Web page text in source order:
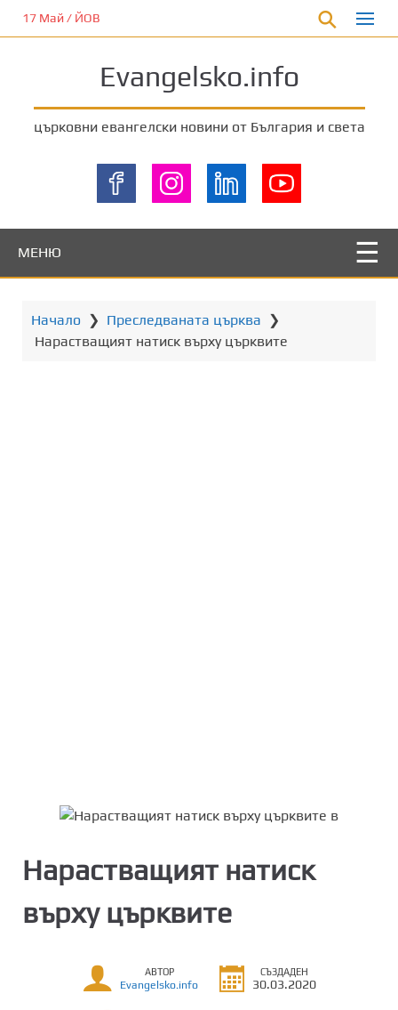
17 Май / ЙОВ
Evangelsko.info
църковни евангелски новини от България и света
МЕНЮ
Начало ❯ Преследваната църква ❯
Нарастващият натиск върху църквите
Нарастващият натиск
върху църквите
АВТОР
Evangelsko.info
СЪЗДАДЕН
30.03.2020